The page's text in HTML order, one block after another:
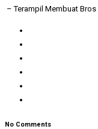
– Terampil Membuat
No Comments